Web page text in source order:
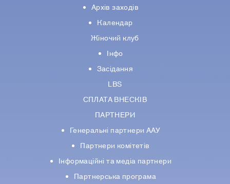
Архів заходів
Календар
Жіночий клуб
Інфо
Засідання
LBS
СПЛАТА ВНЕСКІВ
ПАРТНЕРИ
Генеральні партнери ААУ
Партнери комiтетiв
Iнформацiйнi та медіа партнери
Партнерська програма